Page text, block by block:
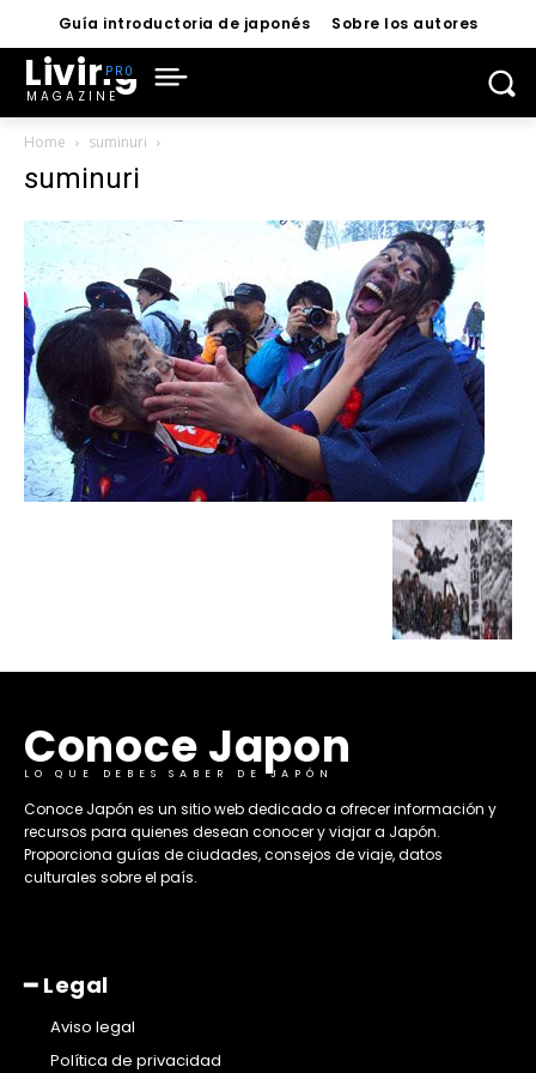
Guía introductoria de japonés Sobre los autores
Living
MAGAZINE
Home suminuri
suminuri
Conoce Japon
LO QUE DEBES SABER DE JAPÓN
​Conoce Japón es un sitio web dedicado a ofrecer información y
recursos para quienes desean conocer y viajar a Japón.
Proporciona guías de ciudades, consejos de viaje, datos
culturales sobre el país. ​
━ Legal
Aviso legal
Política de privacidad